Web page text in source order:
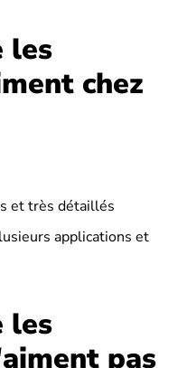
les
chez
et très détaillés
applications et
les
pas